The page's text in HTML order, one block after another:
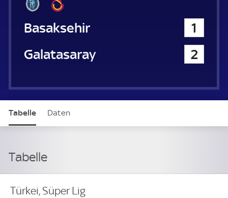
Istanbul Basaksehir
1
Galatasaray
2
Tabelle Daten
Tabelle
Türkei, Süper Lig